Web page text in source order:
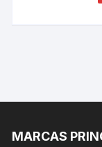
MARCAS